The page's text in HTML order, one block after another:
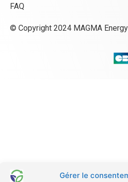
Gérer le
FAQ
© Copyright 2024 MAGMA Energy